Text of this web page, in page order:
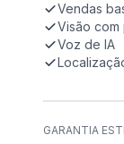
Vendas
Visão
Voz de IA
GARANTIA